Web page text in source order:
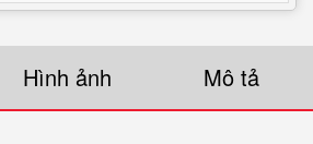
Hình ảnh Mô tả